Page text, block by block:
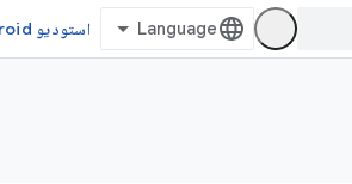
استوديو Android